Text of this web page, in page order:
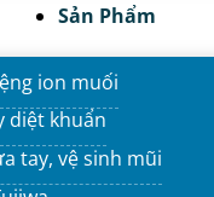
Sản Phẩm
ion muối
diệt khuẩn
tay, vệ sinh mũi